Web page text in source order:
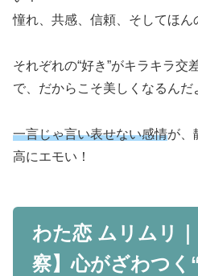
憧れ、共感、信頼、そしてほん
それぞれの“好き”がキラキラ交
で、だからこそ美しくなる んだ
一言じゃ言い表せない感情が、
高にエモい！
わた恋 ムリムリ
察】心がざわつく